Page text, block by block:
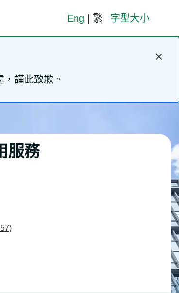
Eng 繁 字型大小
謹此致歉。
服務